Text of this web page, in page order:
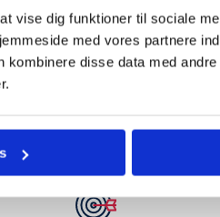
vise dig funktioner til sociale
med vores partnere
disse data med
Uvildig køberrådgivning ud fra
dine ønsker og behov, så hele
bliver lettere og